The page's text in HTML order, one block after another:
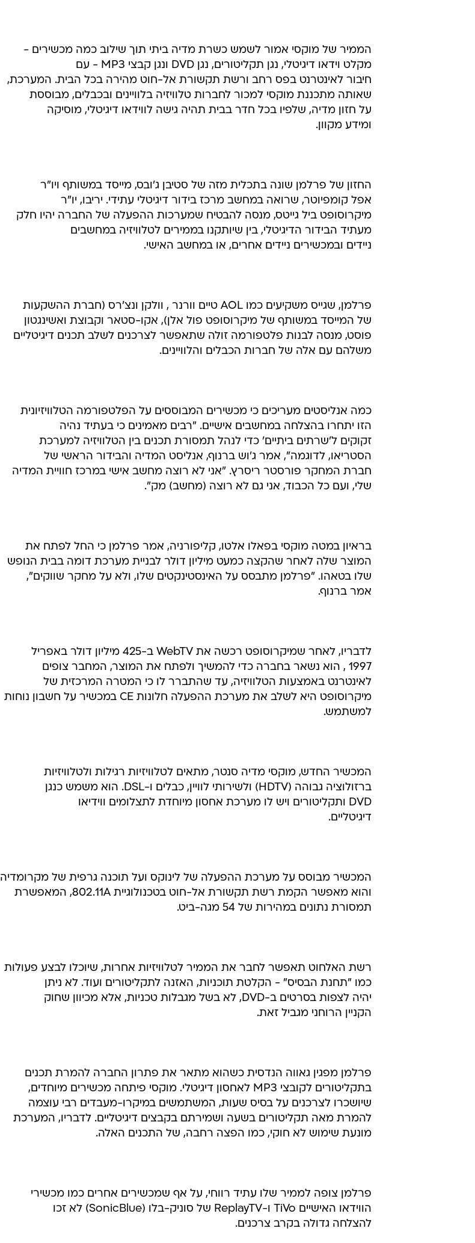
הממיר של מוקסי אמור לשמש כשרת מדיה ביתי תוך שילוב כמה מכשירים -
מקלט וידאו דיגיטלי, נגן תקליטורים, נגן DVD ונגן קבצי MP3 - עם
חיבור לאינטרנט בפס רחב ורשת תקשורת אל-חוט מהירה בכל הבית. המערכת,
שאותה מתכננת מוקסי למכור לחברות טלוויזיה בלוויינים ובכבלים, מבוססת
על חזון מדיה, שלפיו בכל חדר בבית תהיה גישה לווידאו דיגיטלי, מוסיקה
ומידע מקוון.
החזון של פרלמן שונה בתכלית מזה של סטיבן ג'ובס, מייסד במשותף ויו"ר
אפל קומפיוטר, שרואה במחשב מרכז בידור דיגיטלי עתידי. יריבו, יו"ר
מיקרוסופט ביל גייטס, מנסה להבטיח שמערכות ההפעלה של החברה יהיו חלק
מעתיד הבידור הדיגיטלי, בין שיותקנו בממירים לטלוויזיה במחשבים
ניידים ובמכשירים ניידים אחרים, או במחשב האישי.
פרלמן, שגייס משקיעים כמו AOL טיים וורנר , וולקן ונצ'רס (חברת ההשקעות
של המייסד במשותף של מיקרוסופט פול אלן), אקו-סטאר וקבוצת ואשינגטון
פוסט, מנסה לבנות פלטפורמה זולה שתאפשר לצרכנים לשלב תכנים דיגיטליים
משלהם עם אלה של חברות הכבלים והלוויינים.
כמה אנליסטים מעריכים כי מכשירים המבוססים על הפלטפורמה הטלוויזיונית
הזו יתחרו בהצלחה במחשבים אישיים. "רבים מאמינים כי בעתיד נהיה
זקוקים ל'שרתים ביתיים' כדי לנהל תמסורת תכנים בין הטלוויזיה למערכת
הסטריאו, לדוגמה", אמר ג'וש ברנוף, אנליסט המדיה והבידור הראשי של
חברת המחקר פורסטר ריסרץ. "אני לא רוצה מחשב אישי במרכז חוויית המדיה
שלי, ועם כל הכבוד, אני גם לא רוצה (מחשב) מק".
בראיון במטה מוקסי בפאלו אלטו, קליפורניה, אמר פרלמן כי החל לפתח את
המוצר שלה לאחר שהקצה כמעט מיליון דולר לבניית מערכת דומה בבית הנופש
שלו בטאהו. "פרלמן מתבסס על האינסטינקטים שלו, ולא על מחקר שווקים",
אמר ברנוף.
לדבריו, לאחר שמיקרוסופט רכשה את WebTV ב-425 מיליון דולר באפריל
1997 , הוא נשאר בחברה כדי להמשיך ולפתח את המוצר, המחבר צופים
לאינטרנט באמצעות הטלוויזיה, עד שהתברר לו כי המטרה המרכזית של
מיקרוסופט היא לשלב את מערכת ההפעלה חלונות CE במכשיר על חשבון נוחות
למשתמש.
המכשיר החדש, מוקסי מדיה סנטר, מתאים לטלוויזיות רגילות ולטלוויזיות
ברזולוציה גבוהה (HDTV) ולשירותי לוויין, כבלים ו-DSL. הוא משמש כנגן
DVD ותקליטורים ויש לו מערכת אחסון מיוחדת לתצלומים ווידיאו
דיגיטליים.
המכשיר מבוסס על מערכת ההפעלה של לינוקס ועל תוכנה גרפית של מקרומדיה
והוא מאפשר הקמת רשת תקשורת אל-חוט בטכנולוגיית 802.11A, המאפשרת
תמסורת נתונים במהירות של 54 מגה-ביט.
רשת האלחוט תאפשר לחבר את הממיר לטלוויזיות אחרות, שיוכלו לבצע פעולות
כמו "תחנת הבסיס" - הקלטת תוכניות, האזנה לתקליטורים ועוד. לא ניתן
יהיה לצפות בסרטים ב-DVD, לא בשל מגבלות טכניות, אלא מכיוון שחוק
הקניין הרוחני מגביל זאת.
פרלמן מפגין גאווה הנדסית כשהוא מתאר את פתרון החברה להמרת תכנים
בתקליטורים לקובצי MP3 לאחסון דיגיטלי. מוקסי פיתחה מכשירים מיוחדים,
שיושכרו לצרכנים על בסיס שעות, המשתמשים במיקרו-מעבדים רבי עוצמה
להמרת מאה תקליטורים בשעה ושמירתם בקבצים דיגיטליים. לדבריו, המערכת
מונעת שימוש לא חוקי, כמו הפצה רחבה, של התכנים האלה.
פרלמן צופה לממיר שלו עתיד רווחי, על אף שמכשירים אחרים כמו מכשירי
הווידאו האישיים TiVo ו-ReplayTV של סוניק-בלו (SonicBlue) לא זכו
להצלחה גדולה בקרב צרכנים.